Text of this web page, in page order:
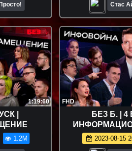
Стас
1:19:60
|
1.2M
FHD
БЕЗ Б. | 4
2023-08-15